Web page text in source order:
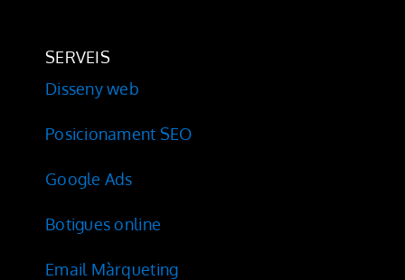
SERVEIS
Disseny web
Posicionament SEO
Google Ads
Botigues online
Email Màrqueting